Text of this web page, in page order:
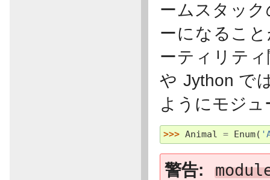
ームスタッ
ーになるこ
ーティリテ
や Jython で
ようにモジ
>>> Animal = Enum(
警告